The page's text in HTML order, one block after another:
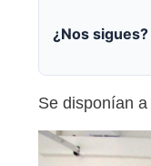
¿Nos sigues?
Se disponían